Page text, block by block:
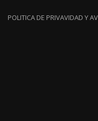
POLITICA DE PRIVAVIDAD Y